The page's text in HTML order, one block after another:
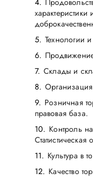
Технологии
Склады и
Розничная
правовая база.
Контроль
Статистическая
Культура в
Качество